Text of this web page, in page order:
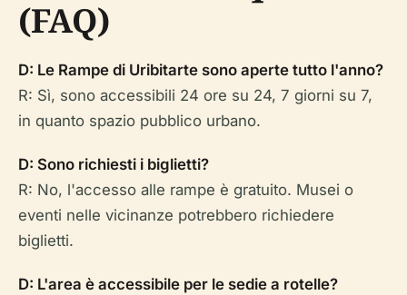
(FAQ)
D: Le Rampe di Uribitarte sono aperte tutto l'anno?
R: Sì, sono accessibili 24 ore su 24, 7 giorni su 7,
in quanto spazio pubblico urbano.
D: Sono richiesti i biglietti?
R: No, l'accesso alle rampe è gratuito. Musei o
eventi nelle vicinanze potrebbero richiedere
biglietti.
D: L'area è accessibile per le sedie a rotelle?